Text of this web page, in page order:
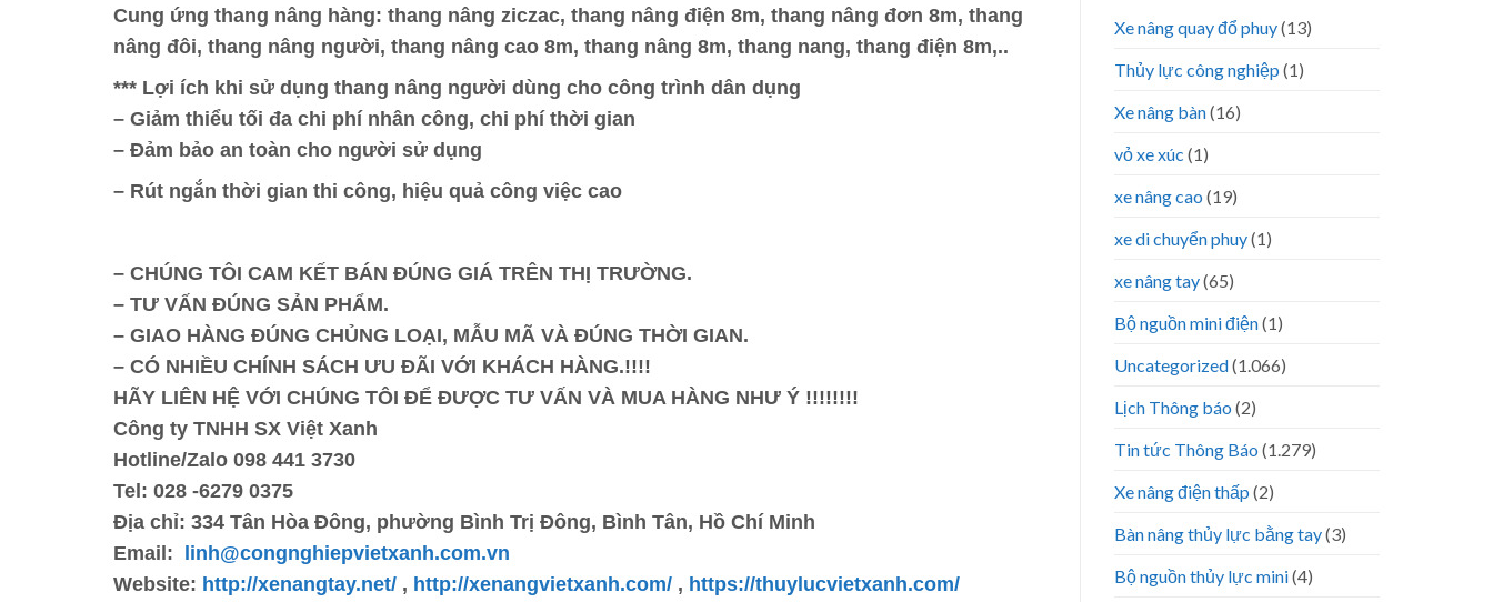
Cung ứng thang nâng hàng: thang nâng ziczac, thang nâng điện 8m, thang nâng đơn 8m, thang
nâng đôi, thang nâng người, thang nâng cao 8m, thang nâng 8m, thang nang, thang điện 8m,..
*** Lợi ích khi sử dụng thang nâng người dùng cho công trình dân dụng
– Giảm thiểu tối đa chi phí nhân công, chi phí thời gian
– Đảm bảo an toàn cho người sử dụng
– Rút ngắn thời gian thi công, hiệu quả công việc cao
– CHÚNG TÔI CAM KẾT BÁN ĐÚNG GIÁ TRÊN THỊ TRƯỜNG.
– TƯ VẤN ĐÚNG SẢN PHẨM.
– GIAO HÀNG ĐÚNG CHỦNG LOẠI, MẪU MÃ VÀ ĐÚNG THỜI GIAN.
– CÓ NHIỀU CHÍNH SÁCH ƯU ĐÃI VỚI KHÁCH HÀNG.!!!!
HÃY LIÊN HỆ VỚI CHÚNG TÔI ĐỂ ĐƯỢC TƯ VẤN VÀ MUA HÀNG NHƯ Ý !!!!!!!!
Công ty TNHH SX Việt Xanh
Hotline/Zalo 098 441 3730
Tel: 028 -6279 0375
Địa chỉ: 334 Tân Hòa Đông, phường Bình Trị Đông, Bình Tân, Hồ Chí Minh
Email: linh@congnghiepvietxanh.com.vn
Website: http://xenangtay.net/ , http://xenangvietxanh.com/ , https://thuylucvietxanh.com/
Xe nâng quay đổ phuy(13)
Thủy lực công nghiệp (1)
Xe nâng bàn(16)
vỏ xe xúc (1)
xe nâng cao (19)
xe di chuyển phuy(1)
xe nâng tay(65)
Bộ nguồn mini điện(1)
Uncategorized(1.066)
Lịch Thông báo (2)
Tin tức Thông Báo (1.279)
Xe nâng điện thấp (2)
Bàn nâng thủy lực bằng tay(3)
Bộ nguồn thủy lực mini(4)